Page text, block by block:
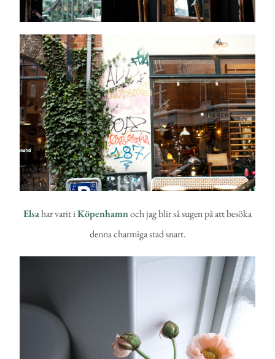
Elsahar varit iKöpenhamnoch jag blir så sugen på att besöka
denna charmiga stad snart.